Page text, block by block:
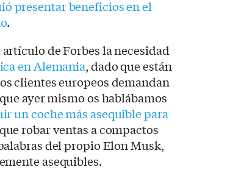
presentar beneficios en el
.
de Forbes la necesidad
en Alemania, dado que están
clientes europeos demandan
ayer mismo os hablábamos
un coche más asequible para
robar ventas a compactos
del propio Elon Musk,
asequibles.